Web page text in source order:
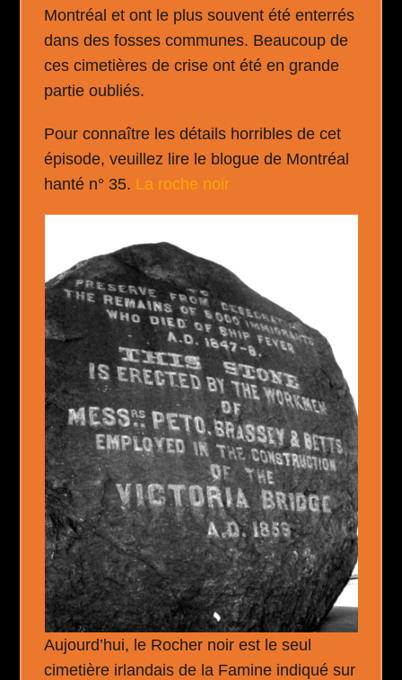
Montréal et ont le plus souvent été enterrés
dans des fosses communes. Beaucoup de
ces cimetières de crise ont été en grande
partie oubliés.
Pour connaître les détails horribles de cet
épisode, veuillez lire le blogue de Montréal
hanté n° 35. La roche noir
Aujourd’hui, le Rocher noir est le seul
cimetière irlandais de la Famine indiqué sur